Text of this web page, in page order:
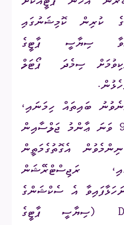
ކުރިން ކޮމިޝަނުގައި
ސިޔާސީ ޕާޓީގެ
ސިމެދަ
ޕޯޓަލް
.
ބައިތައް ހިމަނައި،
ކޮމިޝަނުގެ 900 ވަނަ ޢާންމު ޖަލްސާއިން
އެގޮތުގެމަތީން
ރަޖިސްޓްރޭޝަން
އެ ސެކްޝަންގެ
(ސިޔާސީ ޕާޓީގެ